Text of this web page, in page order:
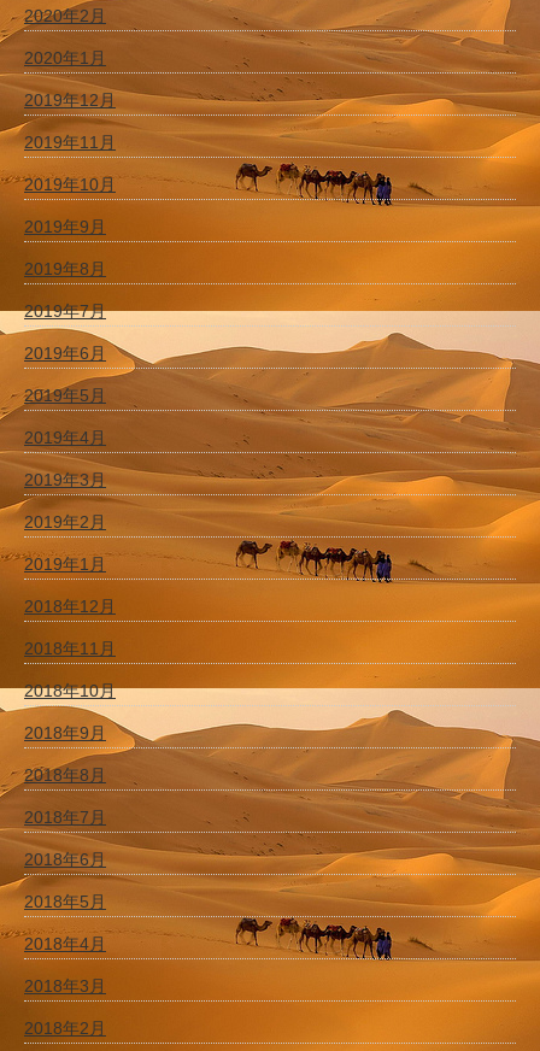
2020年2月
2020年1月
2019年12月
2019年11月
2019年10月
2019年9月
2019年8月
2019年7月
2019年6月
2019年5月
2019年4月
2019年3月
2019年2月
2019年1月
2018年12月
2018年11月
2018年10月
2018年9月
2018年8月
2018年7月
2018年6月
2018年5月
2018年4月
2018年3月
2018年2月